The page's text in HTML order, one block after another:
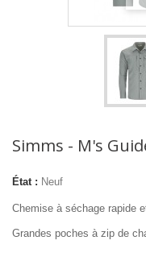
Simms - M's
État : Neuf
Chemise à séchage rapide
Grandes poches à zip de